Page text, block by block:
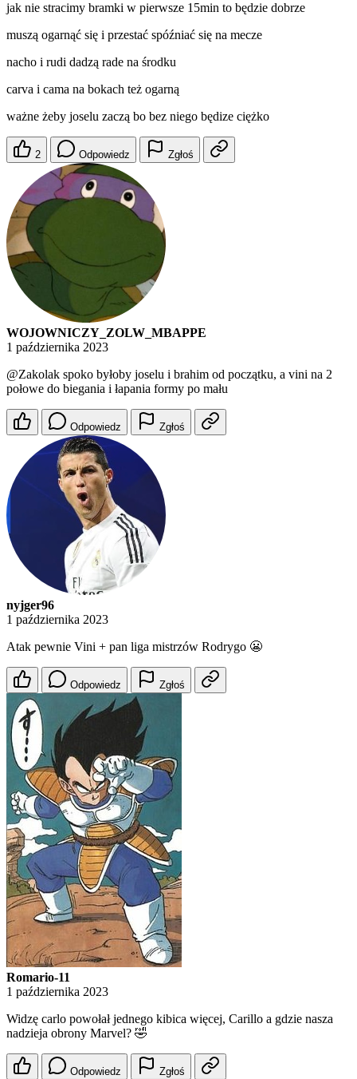
jak nie stracimy bramki w pierwsze 15min to będzie dobrze
muszą ogarnąć się i przestać spóźniać się na mecze
nacho i rudi dadzą rade na środku
carva i cama na bokach też ogarną
ważne żeby joselu zaczą bo bez niego będize ciężko
2 Odpowiedz Zgłoś
WOJOWNICZY_ZOLW_MBAPPE
1 października 2023
@Zakolak spoko byłoby joselu i brahim od początku, a vini na 2
połowe do biegania i łapania formy po mału
Odpowiedz Zgłoś
nyjger96
1 października 2023
Atak pewnie Vini + pan liga mistrzów Rodrygo 😬
Odpowiedz Zgłoś
Romario-11
1 października 2023
Widzę carlo powołał jednego kibica więcej, Carillo a gdzie nasza
nadzieja obrony Marvel? 🤣
Odpowiedz Zgłoś